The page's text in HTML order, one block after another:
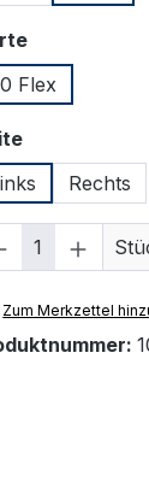
auswählen
Flex
auswählen
Rechts
Zum Merkzettel